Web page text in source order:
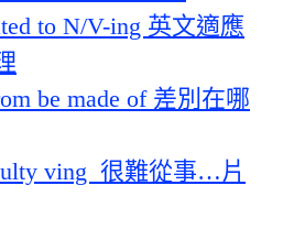
to N/V-ing 英文適應
be made of 差別在哪
ving 很難從事…片